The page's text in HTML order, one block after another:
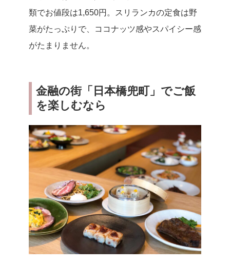
類でお値段は1,650円。スリランカの定食は野
菜がたっぷりで、ココナッツ感やスパイシー感
がたまりません。
金融の街「日本橋兜町」でご飯
を楽しむなら